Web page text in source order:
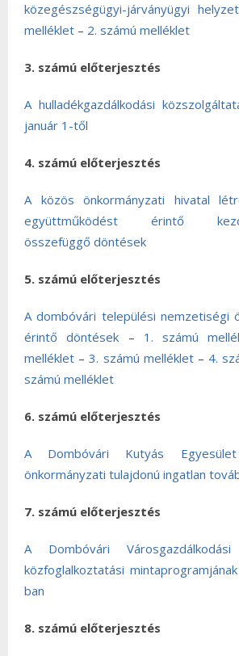
közegészségügyi-járványügyi
melléklet – 2. számú melléklet
3. számú előterjesztés
A hulladékgazdálkodási
január 1-től
4. számú előterjesztés
A közös önkormányzati hivatal
együttműködést érintő
összefüggő döntések
5. számú előterjesztés
A dombóvári települési nemzetiségi
érintő döntések – 1. számú
melléklet –3. számú melléklet– 4.
számú melléklet
6. számú előterjesztés
A Dombóvári Kutyás
önkormányzati tulajdonú ingatlan
7. számú előterjesztés
A Dombóvári
közfoglalkoztatási
ban
8. számú előterjesztés